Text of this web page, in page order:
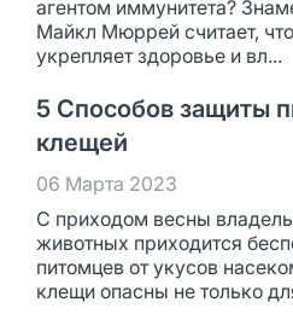
агентом иммунитета?
Майкл Мюррей считает,
укрепляет здоровье и вл...
5 Способов защиты
клещей
06 Марта 2023
С приходом весны
животных приходится
питомцев от укусов
клещи опасны не только